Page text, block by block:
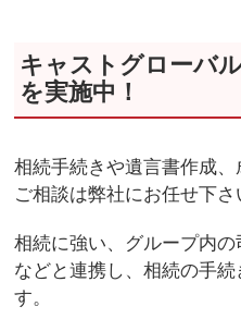
キャストグローバ
を実施中！
相続手続きや遺言書作成
ご相談は弊社にお任せ下さ
相続に強い、グループ内
などと連携し、相続の手
す。